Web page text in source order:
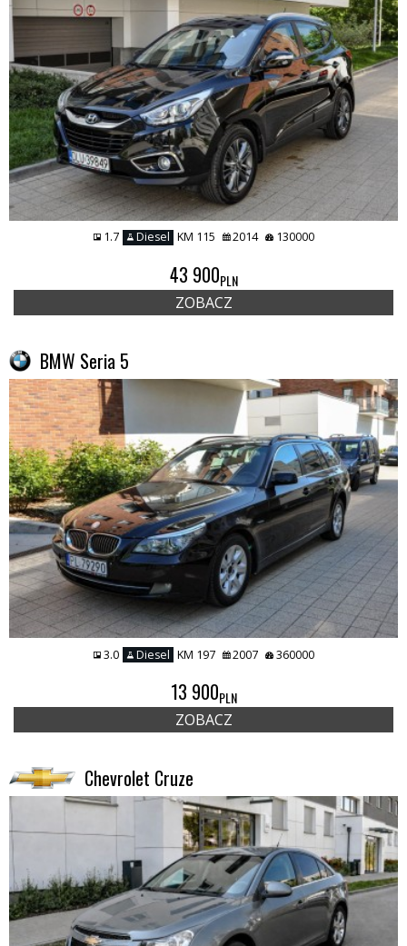
1.7 Diesel KM 115 2014 130000
43 900PLN
ZOBACZ
BMW Seria 5
3.0 Diesel KM 197 2007 360000
13 900PLN
ZOBACZ
Chevrolet Cruze